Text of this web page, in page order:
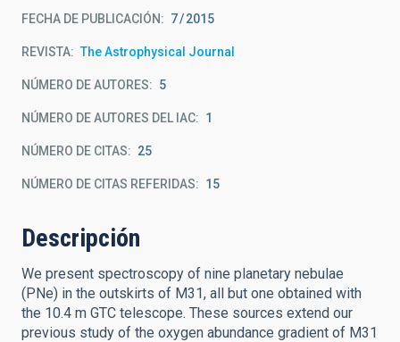
FECHA DE PUBLICACIÓN: 7 2015
REVISTA The Astrophysical Journal
NÚMERO DE AUTORES 5
NÚMERO DE AUTORES DEL IAC 1
NÚMERO DE CITAS 25
NÚMERO DE CITAS REFERIDAS 15
Descripción
We present spectroscopy of nine planetary nebulae
(PNe) in the outskirts of M31, all but one obtained with
the 10.4 m GTC telescope. These sources extend our
previous study of the oxygen abundance gradient of M31